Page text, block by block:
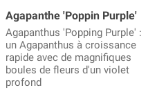
Agapanthe 'Poppin Purple'
Agapanthus 'Popping Purple' :
un Agapanthus à croissance
rapide avec de magnifiques
boules de fleurs d'un violet
profond